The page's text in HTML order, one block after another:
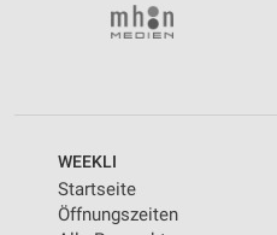
WEEKLI
Startseite
Öffnungszeiten